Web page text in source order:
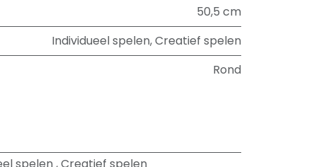
50,5 cm
Individueel spelen,Creatief spelen
Rond